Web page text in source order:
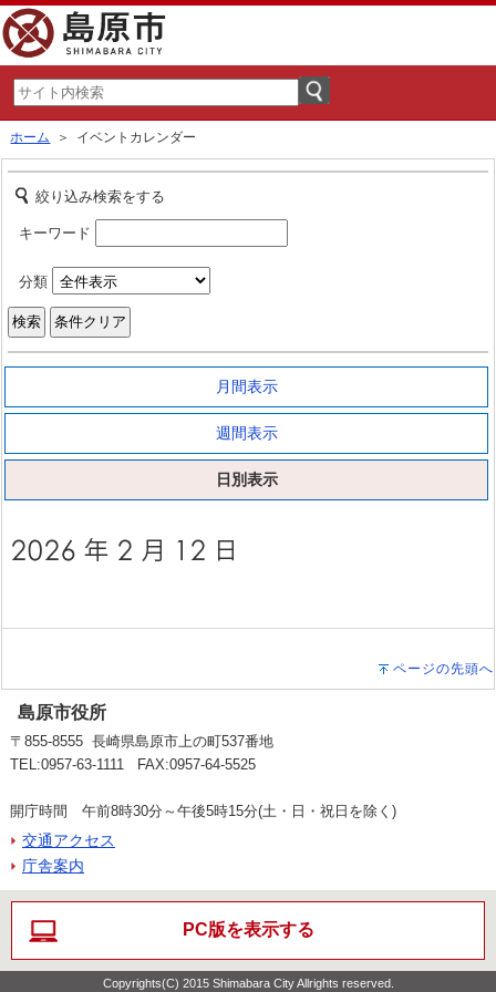
ホーム ＞ イベントカレンダー
絞り込み検索をする
キーワード
分類
月間表示
週間表示
日別表示
ページの先頭へ
島原市役所
〒855-8555 長崎県島原市上の町537番地
TEL:0957-63-1111 FAX:0957-64-5525
開庁時間 午前8時30分～午後5時15分(土・日・祝日を除く)
交通アクセス
庁舎案内
PC版を表示する
Copyrights(C) 2015 Shimabara City Allrights reserved.